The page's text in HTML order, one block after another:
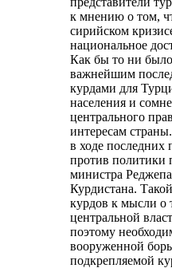
к мнению о том,
сирийском
национальное
Как бы то ни
важнейшим
курдами для
населения и
центрального
интересам
в ходе последних
против политики
министра
Курдистана.
курдов к мысли о
центральной
поэтому
вооруженной
подкрепляемой